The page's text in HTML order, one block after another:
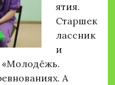
ятия.
Старшек
лассник
и
«Молодёжь.
А